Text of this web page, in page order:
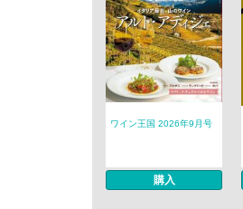
ワイン王国 2026年9月号
購入